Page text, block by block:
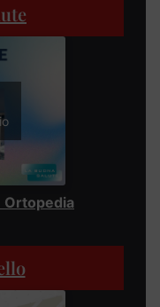
Ortopedia